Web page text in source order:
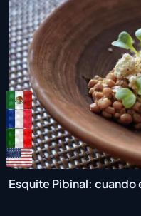
Esquite Pibinal: cuando